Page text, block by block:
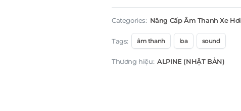
MỚI
Categories: Nâng Cấp Âm Thanh Xe Hơi
Tags: âm thanh loa sound
Thương hiệu: ALPINE (NHẬT BẢN)